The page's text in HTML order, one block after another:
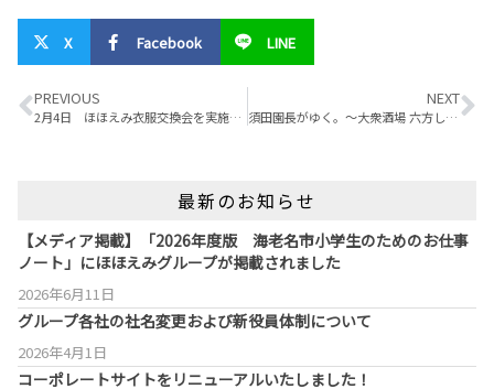
X Facebook LINE
PREVIOUS
2月4日 ほほえみ衣服交換会を実施しました♪
NEXT
須田園長がゆく。～大衆酒場 六方しんのすけ編～
最新のお知らせ
【メディア掲載】「2026年度版 海老名市小学生のためのお仕事
ノート」にほほえみグループが掲載されました
2026年6月11日
グループ各社の社名変更および新役員体制について
2026年4月1日
コーポレートサイトをリニューアルいたしました！